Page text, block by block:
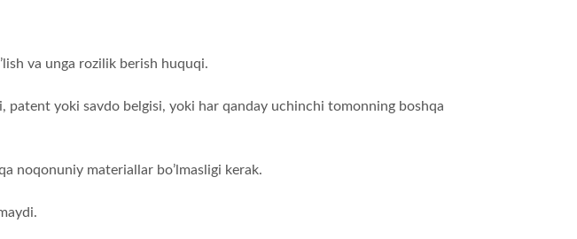
va unga rozilik berish huquqi.
yoki savdo belgisi, yoki har qanday uchinchi tomonning boshqa
noqonuniy materiallar bo’lmasligi kerak.